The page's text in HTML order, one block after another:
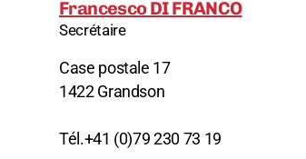
Francesco DI FRANCO
Secrétaire
Case postale 17
1422 Grandson
Tél.+41 (0)79 230 73 19